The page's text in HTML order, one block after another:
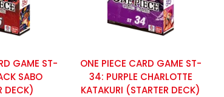
GAME ST-
SABO
DECK)
ONE PIECE CARD GAME ST-
34: PURPLE CHARLOTTE
KATAKURI (STARTER DECK)